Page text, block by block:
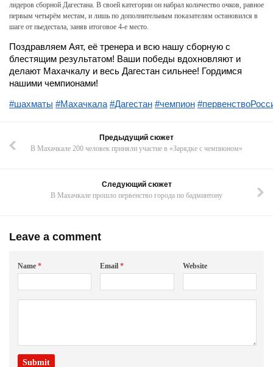
лидеров сборной Дагестана. В своей категории он набрал количество очков, равное
первым четырём местам, и лишь по дополнительным показателям остановился в
шаге от пьедестала, заняв итоговое 4-е место.
Поздравляем Аят, её тренера и всю нашу сборную с
блестящим результатом! Ваши победы вдохновляют и
делают Махачкалу и весь Дагестан сильнее! Гордимся
нашими чемпионами!
#шахматы #Махачкала #Дагестан #чемпион
Предыдущий сюжет
В Махачкале 200 человек приняли участие в «Зарядке с чемпионом»
Следующий сюжет
В Махачкале прошло первенство города по бадминтону
Leave a comment
Name * Email* Website